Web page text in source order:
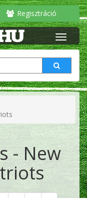
Regisztráció
- New